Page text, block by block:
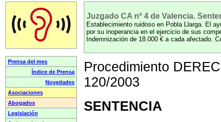
Juzgado CA nº 4 de Valencia.
Establecimiento ruidoso en Pobla Llarga. El
por su inoperancia en el ejercicio de sus
Indemnización de 18.000 € a cada afectado.
Procedimiento
120/2003
SENTENCIA